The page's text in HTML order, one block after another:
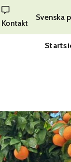
Kontakt
Svenska